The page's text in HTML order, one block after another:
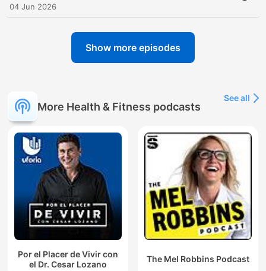
04 Jun 2026
Show more episodes
More Health & Fitness podcasts
See all
Por el Placer de Vivir con
el Dr. Cesar Lozano
The Mel Robbins Podcast